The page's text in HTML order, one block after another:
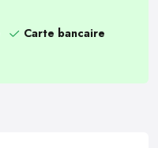
Carte bancaire